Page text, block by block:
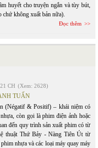
huyết cho truyện ngắn và tùy bút,
chứ không xuất bản nữa).
Đọc thêm
CH (Xem: 2628)
TUẤN
(Négatif & Positif) – khái niệm có
còn gọi là phim điện ảnh hoặc
đến quy trình sản xuất phim có từ
thuật Thứ Bảy - Nàng Tiên Út từ
nhựa và các loại máy quay máy